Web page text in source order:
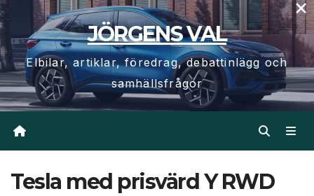
Hoppa
till
innehåll
JÖRGENS VAL
Elbilar, artiklar, föredrag, debattinlägg och
samhällsfrågor
Tesla med prisvärd Y RWD
×